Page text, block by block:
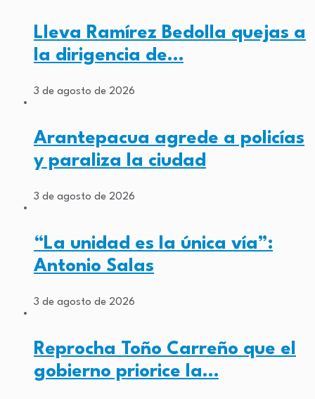
Lleva Ramírez Bedolla quejas a
la dirigencia de…
3 de agosto de 2026
Arantepacua agrede a policías
y paraliza la ciudad
3 de agosto de 2026
“La unidad es la única vía”:
Antonio Salas
3 de agosto de 2026
Reprocha Toño Carreño que el
gobierno priorice la…